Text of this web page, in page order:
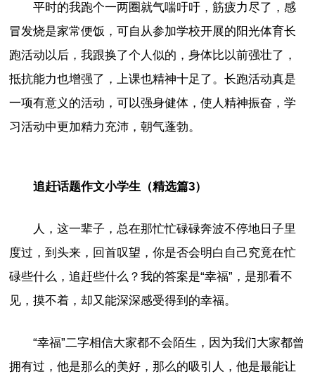
平时的我跑个一两圈就气喘吁吁，筋疲力尽了，感
冒发烧是家常便饭，可自从参加学校开展的阳光体育长
跑活动以后，我跟换了个人似的，身体比以前强壮了，
抵抗能力也增强了，上课也精神十足了。长跑活动真是
一项有意义的活动，可以强身健体，使人精神振奋，学
习活动中更加精力充沛，朝气蓬勃。
追赶话题作文小学生（精选篇3）
人，这一辈子，总在那忙忙碌碌奔波不停地日子里
度过，到头来，回首叹望，你是否会明白自己究竟在忙
碌些什么，追赶些什么？我的答案是“幸福”，是那看不
见，摸不着，却又能深深感受得到的幸福。
“幸福”二字相信大家都不会陌生，因为我们大家都曾
拥有过，他是那么的美好，那么的吸引人，他是最能让